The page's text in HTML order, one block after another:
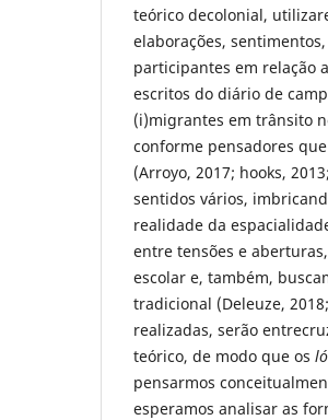
teórico decolonial,
elaborações,
participantes em relação
escritos do diário de
(i)migrantes em trânsito
conforme pensadores
(Arroyo, 2017; hooks,
sentidos vários,
realidade da
entre tensões e
escolar e, também,
tradicional (Deleuze,
realizadas, serão
teórico, de modo que os
pensarmos
esperamos analisar as